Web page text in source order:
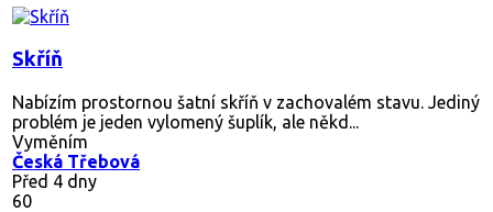
Skříň
Nabízím prostornou šatní skříň v zachovalém stavu. Jediný
problém je jeden vylomený šuplík, ale někd...
Vyměním
Česká Třebová
Před 4 dny
60